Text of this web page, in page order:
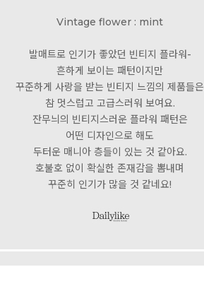
Vintage flower : mint
발매트로 인기가 좋았던 빈티지 플라워-
흔하게 보이는 패턴이지만
꾸준하게 사랑을 받는 빈티지 느낌의 제품들은
참 멋스럽고 고급스러워 보여요.
잔무늬의 빈티지스러운 플라워 패턴은
어떤 디자인으로 해도
두터운 매니아 층들이 있는 것 같아요.
호불호 없이 확실한 존재감을 뽐내며
꾸준히 인기가 많을 것 같네요!